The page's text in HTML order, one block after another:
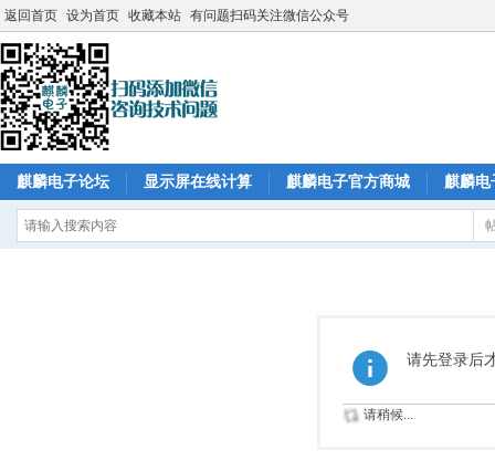
返回首页 设为首页 收藏本站 有问题扫码关注微信公众号
麒麟电子论坛 显示屏在线计算 麒麟电子官方商城 麒麟电
请先登录后
请稍候...